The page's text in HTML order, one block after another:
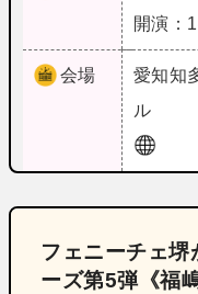
開演：
会場 愛知知
ル
フェニーチェ堺
ーズ第5弾《福